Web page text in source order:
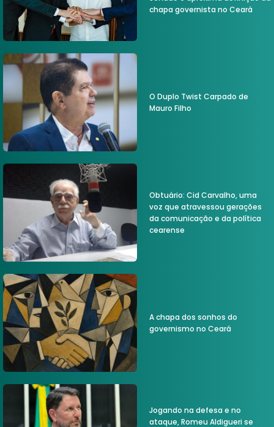
chapa governista no Ceará
O Duplo Twist Carpado de
Mauro Filho
Obtuário: Cid Carvalho, uma
voz que atravessou gerações
da comunicação e da política
cearense
A chapa dos sonhos do
governismo no Ceará
Jogando na defesa e no
ataque, Romeu Aldigueri se